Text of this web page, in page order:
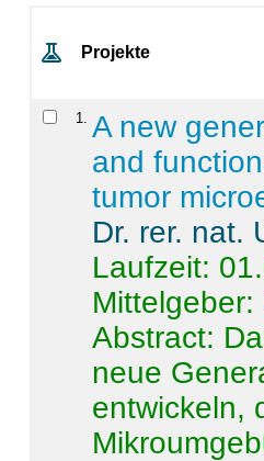
Projekte
1
A new
and
tumor
Dr. rer. nat.
Laufzeit:
Abstract:
neue
entwickeln,